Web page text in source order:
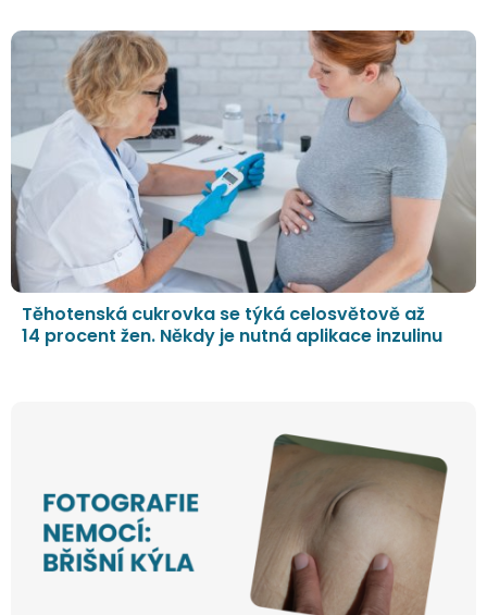
Těhotenská cukrovka se týká celosvětově až
14 procent žen. Někdy je nutná aplikace inzulinu